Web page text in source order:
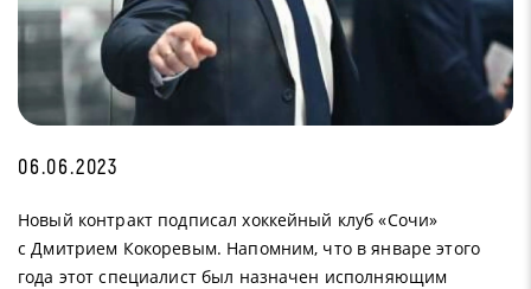
06.06.2023
Новый контракт подписал хоккейный клуб «Сочи»
с Дмитрием Кокоревым. Напомним, что в январе этого
года этот специалист был назначен исполняющим